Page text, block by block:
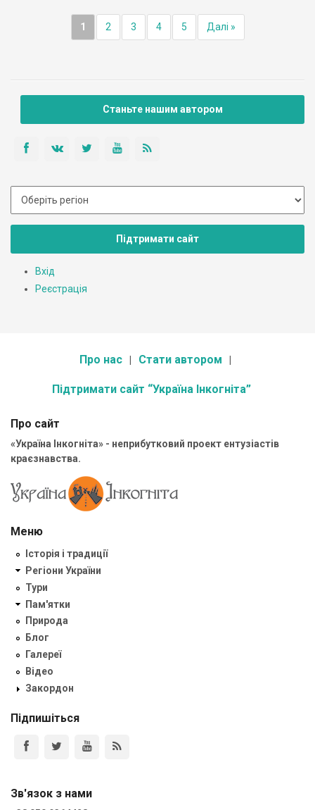
1 2 3 4 5 Далі »
Станьте нашим автором
Підтримати сайт
Вхід
Реєстрація
Про нас Стати автором
Підтримати сайт “Україна Інкогніта”
Про сайт
«Україна Інкогніта» - неприбутковий проект ентузіастів
краєзнавства.
Меню
Історія і традиції
Регіони України
Тури
Пам'ятки
Природа
Блог
Галереї
Відео
Закордон
Підпишіться
Зв'язок з нами